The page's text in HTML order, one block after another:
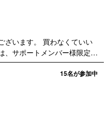
ざいます。 買わなくていい
、サポートメンバー様限定で
ています。 スキンケア選び
この化粧品って実際どうな
に記載下さい。
15名が参加中